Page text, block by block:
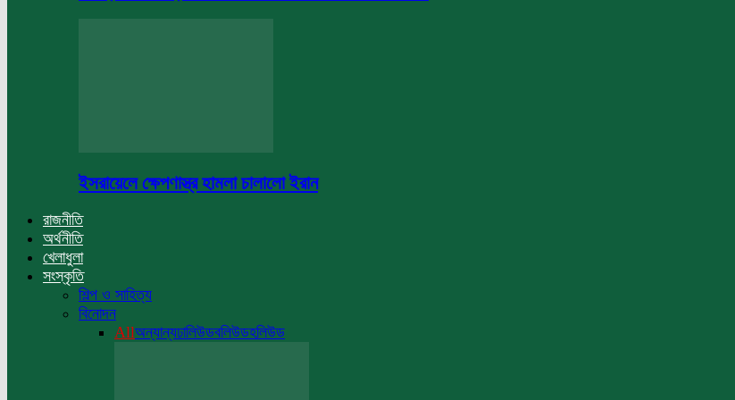
ইসরায়েলে ক্ষেপণাস্ত্র হামলা চালালো ইরান
রাজনীতি
অর্থনীতি
খেলাধুলা
সংস্কৃতি
শিল্প ও সাহিত্য
বিনোদন
Allঅন্যান্যঢালিউডবলিউডহলিউড